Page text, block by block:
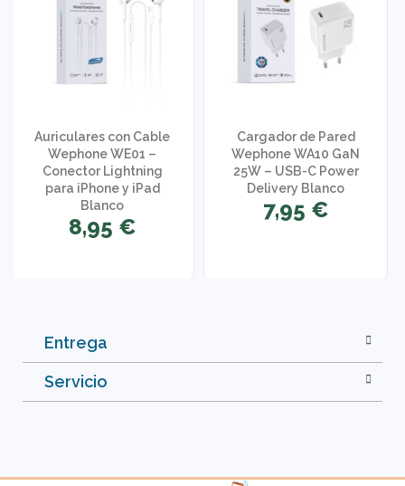
Auriculares con Cable
Wephone WE01 –
Conector Lightning
para iPhone y iPad
Blanco
8,95 €
Cargador de Pared
Wephone WA10 GaN
25W – USB-C Power
Delivery Blanco
7,95 €
Entrega
Servicio